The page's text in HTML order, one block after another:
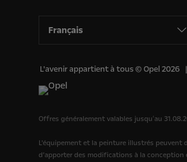
Français
L'avenir appartient à tous © Opel 2026
Offres généralement valables jusquʻau
L'équipement et la peinture illustrés
d’apporter des modifications à la